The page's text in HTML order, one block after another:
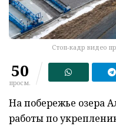
Стоп-кадр видео
50
просм.
На побережье озера
работы по